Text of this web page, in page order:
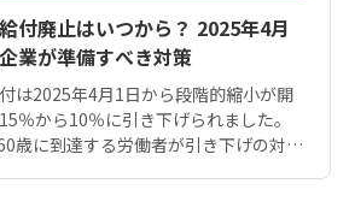
付廃止はいつから？ 2025年4月
業が準備すべき対策
は2025年4月1日から段階的縮小が開
％から10％に引き下げられました。
歳に到達する労働者が引き下げの対象